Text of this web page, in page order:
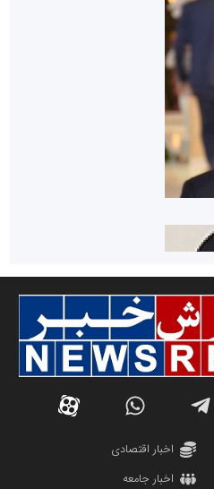
اخبار اقتصادی
اخبار جامعه